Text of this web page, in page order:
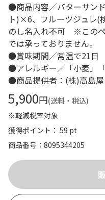
●商品内容／バターサン
ト)×6、フルーツジュ
のし名入れ不可 ※この
では承っておりません。
●賞味期間／常温で21日
●アレルギー／「小麦」
●商品提供者：(株)高島
5,900円(送料・税込)
※軽減税率対象
獲得ポイント： 59 pt
商品番号
8095344205